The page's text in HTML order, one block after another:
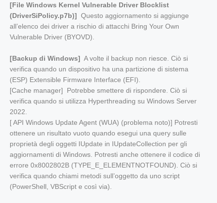
[File Windows Kernel Vulnerable Driver Blocklist
(DriverSiPolicy.p7b)] Questo aggiornamento si aggiunge
all’elenco dei driver a rischio di attacchi Bring Your Own
Vulnerable Driver (BYOVD).
[Backup di Windows] A volte il backup non riesce. Ciò si
verifica quando un dispositivo ha una partizione di sistema
(ESP) Extensible Firmware Interface (EFI).
[Cache manager] Potrebbe smettere di rispondere. Ciò si
verifica quando si utilizza Hyperthreading su Windows Server
2022.
[ API Windows Update Agent (WUA) (problema noto)] Potresti
ottenere un risultato vuoto quando esegui una query sulle
proprietà degli oggetti IUpdate in IUpdateCollection per gli
aggiornamenti di Windows. Potresti anche ottenere il codice di
errore 0x8002802B (TYPE_E_ELEMENTNOTFOUND). Ciò si
verifica quando chiami metodi sull’oggetto da uno script
(PowerShell, VBScript e così via).